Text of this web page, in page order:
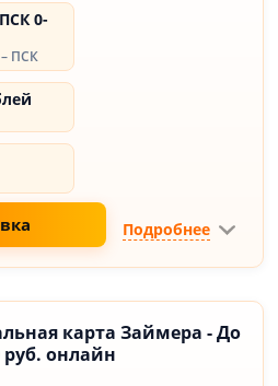
0-
– ПСК
Подробнее
карта Займера - До
руб. онлайн